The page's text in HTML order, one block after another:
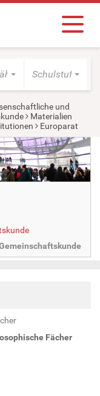
Schulstufe
und
Materialien
Europarat
Fächer